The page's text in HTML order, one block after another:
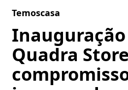
Temoscasa
Quadra